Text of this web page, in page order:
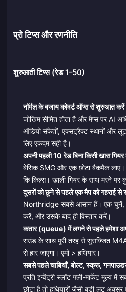
प्रो टिप्स और रणनीति
शुरुआती टिप्स (रेड 1–50)
नॉर्मल के बजाय कोवर्ट ऑप्स से शुरुआत
जोखिम सीमित होता है और मैप्स पर AI
ऑडियो संकेतों, एक्सट्रैक्ट स्थानों और
लिए एकदम सही है।
अपनी पहली 10 रेड बिना किसी खास
बेसिक SMG और एक छोटा बैकपैक लाएं।
कि किल्स। खाली गियर के साथ मरने पर
दूसरों को छूने से पहले एक मैप को गहराई से
Northridge सबसे आसान हैं। एक चुनें,
करें, और उसके बाद ही विस्तार करें।
कतार (queue) में लगने से पहले हमेशा
राउंड के साथ पूरी तरह से सुसज्जित
से हार जाएगा। एमो > हथियार।
सबसे पहले चाबियाँ, बोल्ट, स्क्रू,
प्रति इन्वेंट्री स्लॉट फ्ली-मार्केट मूल्य
छोटा है तो हथियारों जैसी बड़ी लूट